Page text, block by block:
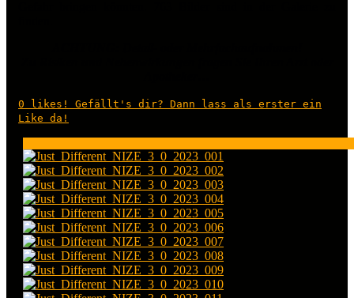
0
likes! Gefällt's dir? Dann lass als erster ein
Like da!